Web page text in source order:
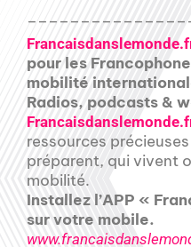
pour les
mobilité
Radios, podcasts &
ressources
préparent, qui vivent
mobilité.
Installez l’APP «
sur votre mobile.